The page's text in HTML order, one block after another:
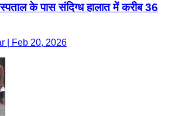
के पास संदिग्ध हालात में करीब 36
| Feb 20, 2026